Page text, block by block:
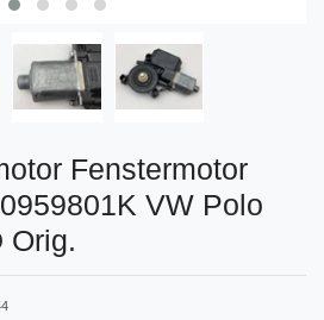
Fenstermotor
VW Polo
Orig.